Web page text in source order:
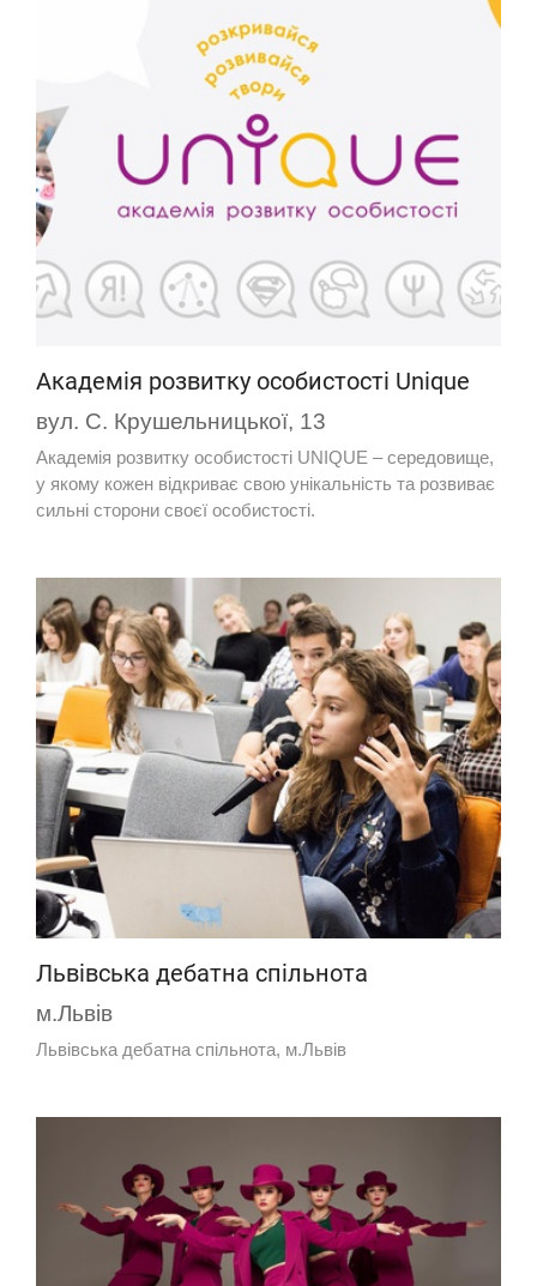
Академія розвитку особистості Unique
вул. С. Крушельницької, 13
Академія розвитку особистості UNIQUE – середовище,
у якому кожен відкриває свою унікальність та розвиває
сильні сторони своєї особистості.
Львівська дебатна спільнота
м.Львів
Львівська дебатна спільнота, м.Львів